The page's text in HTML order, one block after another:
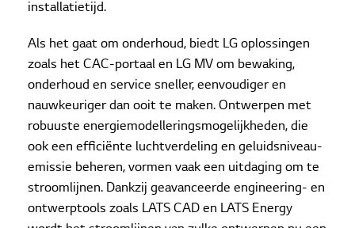
installatietijd.
Als het gaat om onderhoud, biedt LG oplossingen
zoals het CAC-portaal en LG MV om bewaking,
onderhoud en service sneller, eenvoudiger en
nauwkeuriger dan ooit te maken. Ontwerpen met
robuuste energiemodelleringsmogelijkheden, die
ook een efficiënte luchtverdeling en geluidsniveau-
emissie beheren, vormen vaak een uitdaging om te
stroomlijnen. Dankzij geavanceerde engineering- en
ontwerptools zoals LATS CAD en LATS Energy